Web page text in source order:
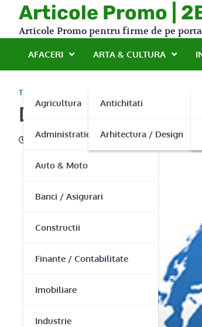
content
Articole Promo |
Articole Promo pentru firme de pe
AFACERI
Agricultura
Administratie Publica
Auto & Moto
Banci / Asigurari
Constructii
Finante / Contabilitate
Imobiliare
Industrie
ARTA & CULTURA
Antichitati
Arhitectura / Design
TEHNOLOGIE
Despre criptare
29/04/2016